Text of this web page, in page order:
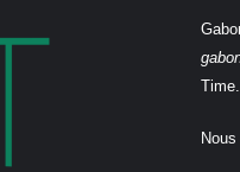
Time.